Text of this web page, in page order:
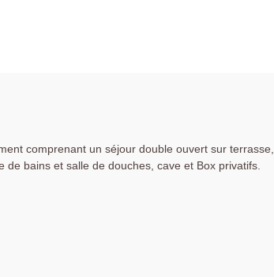
comprenant un séjour double ouvert sur terrasse,
bains et salle de douches, cave et Box privatifs.